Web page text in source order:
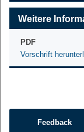
Weitere
PDF
Vorschrift
Feedback